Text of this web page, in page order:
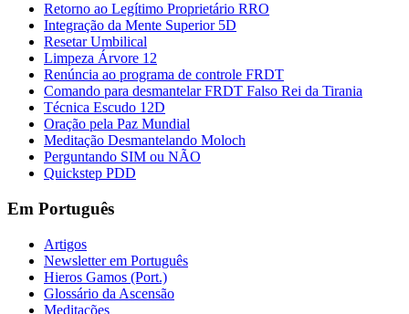
Retorno ao Legítimo Proprietário RRO
Integração da Mente Superior 5D
Resetar Umbilical
Limpeza Árvore 12
Renúncia ao programa de controle FRDT
Comando para desmantelar FRDT Falso Rei da Tirania
Técnica Escudo 12D
Oração pela Paz Mundial
Meditação Desmantelando Moloch
Perguntando SIM ou NÃO
Quickstep PDD
Em Português
Artigos
Newsletter em Português
Hieros Gamos (Port.)
Glossário da Ascensão
Meditações